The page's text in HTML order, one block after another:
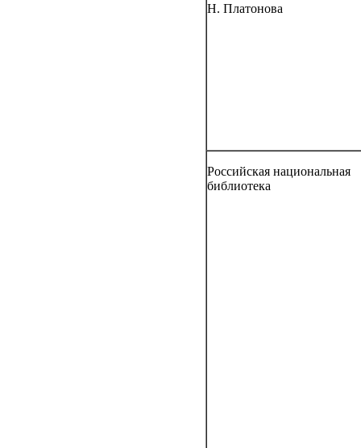
Н. Платонова
Российская национальная
библиотека